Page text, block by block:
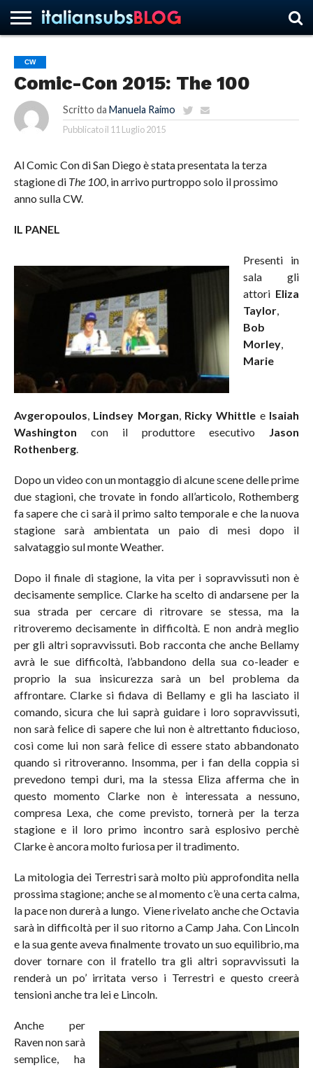
HOME
NEWS
ASCOLTI
RECENSIONI
INTERVISTE
CURIOSITÀ
CHI
SIAMO
CONTATTACI
FORUM
ITALIANSUBS
CW
Comic-Con 2015: The 100
Scritto da Manuela Raimo
Pubblicato il 11 Luglio 2015
Al Comic Con di San Diego è stata presentata la terza
stagione di The 100, in arrivo purtroppo solo il prossimo
anno sulla CW.
IL PANEL
Presenti in
sala gli
attori Eliza
Taylor,
Bob
Morley,
Marie
Avgeropoulos,Lindsey Morgan, Ricky Whittle e Isaiah
Washington con il produttore esecutivo Jason
Rothenberg.
Dopo un video con un montaggio di alcune scene delle prime
due stagioni, che trovate in fondo all’articolo, Rothemberg
fa sapere che ci sarà il primo salto temporale e che la nuova
stagione sarà ambientata un paio di mesi dopo il
salvataggio sul monte Weather.
Dopo il finale di stagione, la vita per i sopravvissuti non è
decisamente semplice. Clarke ha scelto di andarsene per la
sua strada per cercare di ritrovare se stessa, ma la
ritroveremo decisamente in difficoltà. E non andrà meglio
per gli altri sopravvissuti. Bob racconta che anche Bellamy
avrà le sue difficoltà, l’abbandono della sua co-leader e
proprio la sua insicurezza sarà un bel problema da
affrontare. Clarke si fidava di Bellamy e gli ha lasciato il
comando, sicura che lui saprà guidare i loro sopravvissuti,
non sarà felice di sapere che lui non è altrettanto fiducioso,
così come lui non sarà felice di essere stato abbandonato
quando si ritroveranno. Insomma, per i fan della coppia si
prevedono tempi duri, ma la stessa Eliza afferma che in
questo momento Clarke non è interessata a nessuno,
compresa Lexa, che come previsto, tornerà per la terza
stagione e il loro primo incontro sarà esplosivo perchè
Clarke è ancora molto furiosa per il tradimento.
La mitologia dei Terrestri sarà molto più approfondita nella
prossima stagione; anche se al momento c’è una certa calma,
la pace non durerà a lungo. Viene rivelato anche che Octavia
sarà in difficoltà per il suo ritorno a Camp Jaha. Con Lincoln
e la sua gente aveva finalmente trovato un suo equilibrio, ma
dover tornare con il fratello tra gli altri sopravvissuti la
renderà un po’ irritata verso i Terrestri e questo creerà
tensioni anche tra lei e Lincoln.
Anche per
Raven non sarà
semplice, ha